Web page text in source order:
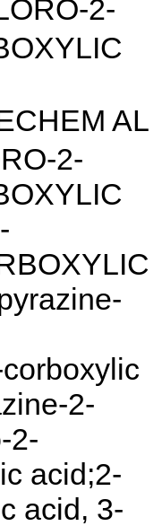
2-
AL
2-
2-
2-
acid;2-
acid, 3-